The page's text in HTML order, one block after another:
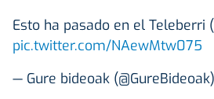
Esto ha pasado en el Teleberri
pic.twitter.com/NAewMtw075
— Gure bideoak (@GureBideoak)